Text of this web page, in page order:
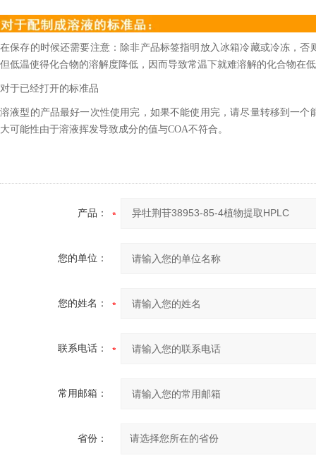
在保存的时候还需要注意：除非产品标签指明放入冰箱冷藏或冷冻，
但低温使得化合物的溶解度降低，因而导致常温下就难溶解的化合物在
对于已经打开的标准品
溶液型的产品最好一次性使用完，如果不能使用完，请尽量转移到一
大可能性由于溶液挥发导致成分的值与COA不符合。
产品：
您的单位：
您的姓名：
联系电话：
常用邮箱：
省份：